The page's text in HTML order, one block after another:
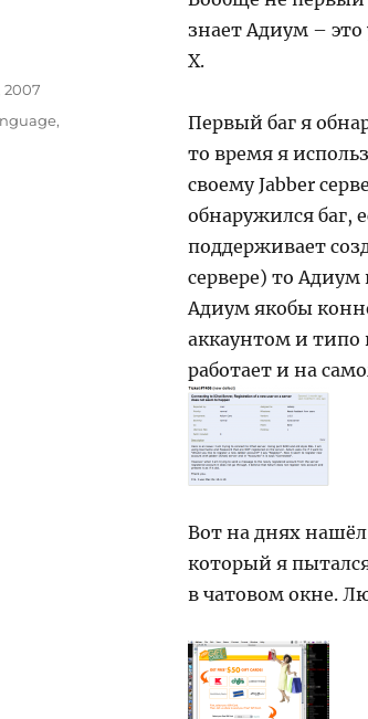
знает Адиум –
Х.
Первый баг я
то время я
своему Jabber
обнаружился баг,
поддерживает
сервере) то Адиум
Адиум якобы
аккаунтом и типо
работает и на
Вот на днях
который я
в чатовом окне.
2007
,